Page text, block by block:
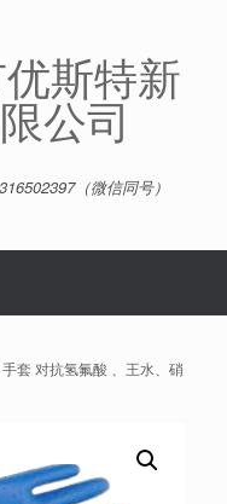
斯特新
公司
（微信同号）
套 对抗氢氟酸 、王水、硝